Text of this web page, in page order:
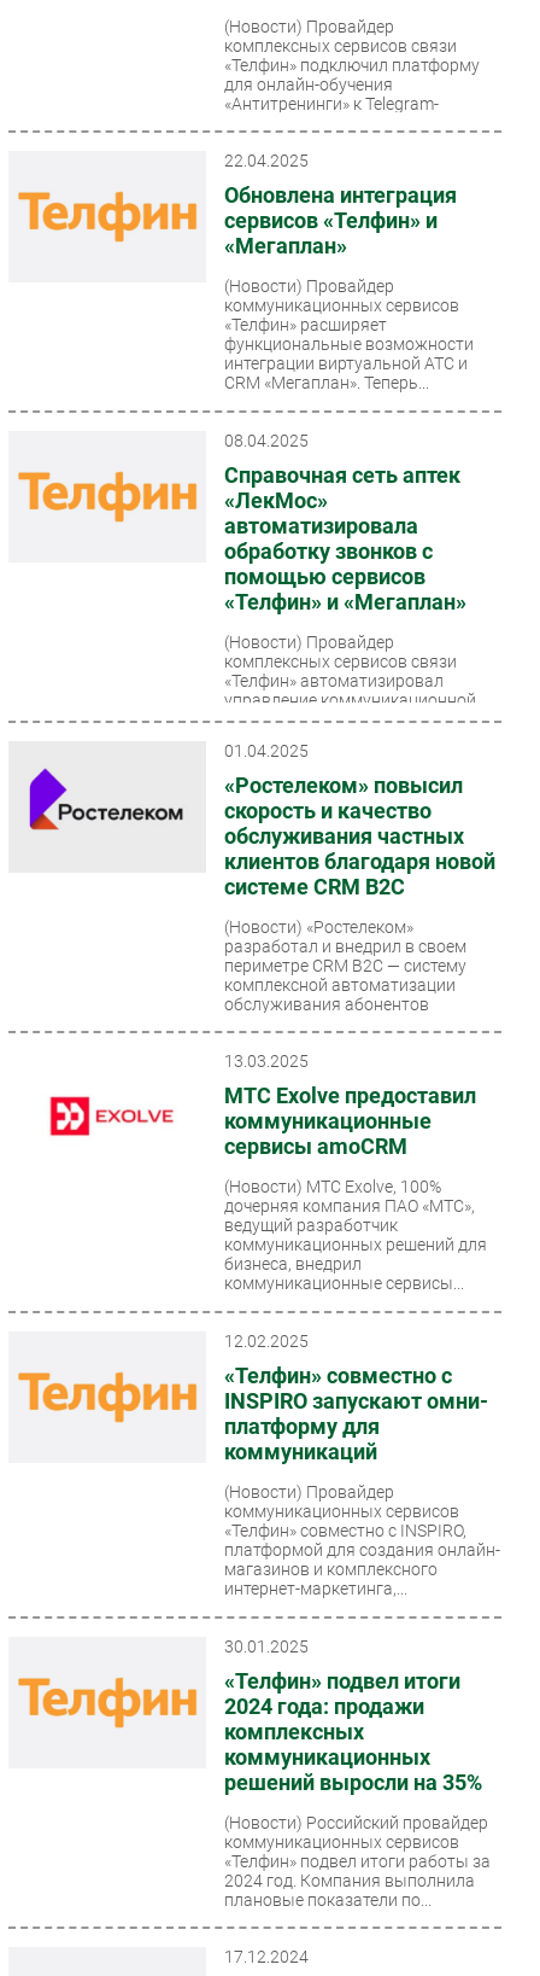
(Новости) Провайдер
комплексных сервисов связи
«Телфин» подключил платформу
для онлайн-обучения
«Антитренинги» к Telegram-
22.04.2025
Обновлена интеграция
сервисов «Телфин» и
«Мегаплан»
(Новости) Провайдер
коммуникационных сервисов
«Телфин» расширяет
функциональные возможности
интеграции виртуальной АТС и
CRM «Мегаплан». Теперь...
08.04.2025
Справочная сеть аптек
«ЛекМос»
автоматизировала
обработку звонков с
помощью сервисов
«Телфин» и «Мегаплан»
(Новости) Провайдер
комплексных сервисов связи
«Телфин» автоматизировал
управление коммуникационной
сетью компании «ЛекМос». Была
01.04.2025
«Ростелеком» повысил
скорость и качество
обслуживания частных
клиентов благодаря новой
системе CRM B2C
(Новости) «Ростелеком»
разработал и внедрил в своем
периметре CRM B2C — систему
комплексной автоматизации
обслуживания абонентов
13.03.2025
МТС Exolve предоставил
коммуникационные
сервисы amoCRM
(Новости) МТС Exolve, 100%
дочерняя компания ПАО «МТС»,
ведущий разработчик
коммуникационных решений для
бизнеса, внедрил
коммуникационные сервисы...
12.02.2025
«Телфин» совместно с
INSPIRO запускают омни-
платформу для
коммуникаций
(Новости) Провайдер
коммуникационных сервисов
«Телфин» совместно с INSPIRO,
платформой для создания онлайн-
магазинов и комплексного
интернет-маркетинга,...
30.01.2025
«Телфин» подвел итоги
2024 года: продажи
комплексных
коммуникационных
решений выросли на 35%
(Новости) Российский провайдер
коммуникационных сервисов
«Телфин» подвел итоги работы за
2024 год. Компания выполнила
плановые показатели по...
17.12.2024